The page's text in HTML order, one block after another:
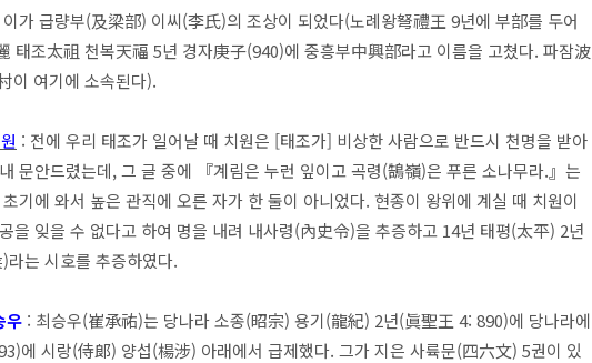
가 급량부(及梁部) 이씨(李氏)의 조상이 되었다(노례왕弩禮王 9년에 부部를 두어
태조太祖 천복天福 5년 경자庚子(940)에 중흥부中興部라고 이름을 고쳤다. 파잠波
이 여기에 소속된다).
: 전에 우리 태조가 일어날 때 치원은 [태조가] 비상한 사람으로 반드시 천명을 받아
문안드렸는데, 그 글 중에 『계림은 누런 잎이고 곡령(鵠嶺)은 푸른 소나무라.』는
기에 와서 높은 관직에 오른 자가 한 둘이 아니었다. 현종이 왕위에 계실 때 치원이
을 잊을 수 없다고 하여 명을 내려 내사령(內史令)을 추증하고 14년 태평(太平) 2년
는 시호를 추증하였다.
우 : 최승우(崔承祐)는 당나라 소종(昭宗) 용기(龍紀) 2년(眞聖王 4: 890)에 당나라에
에 시랑(侍郞) 양섭(楊涉) 아래에서 급제했다. 그가 지은 사륙문(四六文) 5권이 있